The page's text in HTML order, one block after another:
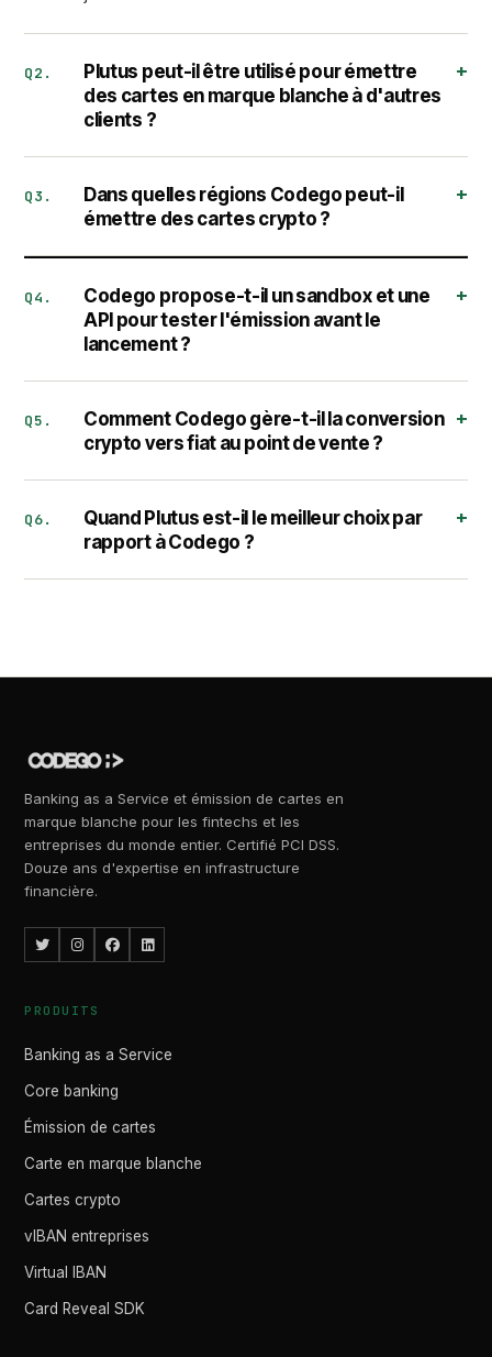
Q2.
Plutus peut-il être utilisé pour émettre
des cartes en marque blanche à d'autres
clients ?
Q3.
Dans quelles régions Codego peut-il
émettre des cartes crypto ?
Q4.
Codego propose-t-il un sandbox et une
API pour tester l'émission avant le
lancement ?
Q5.
Comment Codego gère-t-il la conversion
crypto vers fiat au point de vente ?
Q6.
Quand Plutus est-il le meilleur choix par
rapport à Codego ?
Banking as a Service et émission de cartes en
marque blanche pour les fintechs et les
entreprises du monde entier. Certifié PCI DSS.
Douze ans d'expertise en infrastructure
financière.
PRODUITS
Banking as a Service
Core banking
Émission de cartes
Carte en marque blanche
Cartes crypto
vIBAN entreprises
Virtual IBAN
Card Reveal SDK